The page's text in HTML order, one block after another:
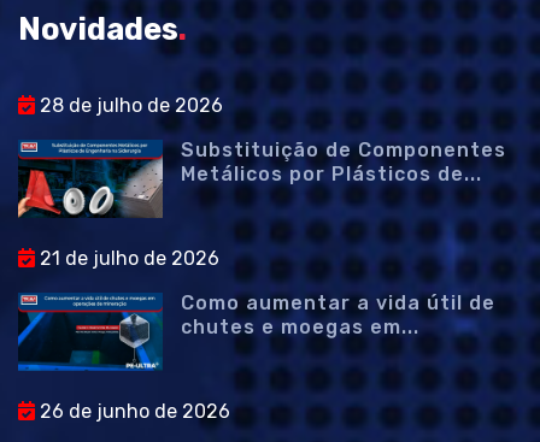
Novidades.
28 de julho de 2026
Substituição de Componentes
Metálicos por Plásticos de...
21 de julho de 2026
Como aumentar a vida útil de
chutes e moegas em...
26 de junho de 2026